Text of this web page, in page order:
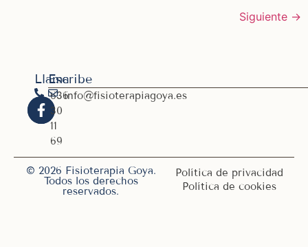
Siguiente →
Llama
636
30
11
69
Escribe
info@fisioterapiagoya.es
© 2026 Fisioterapia Goya.
Todos los derechos
reservados.
Política de privacidad
Política de cookies